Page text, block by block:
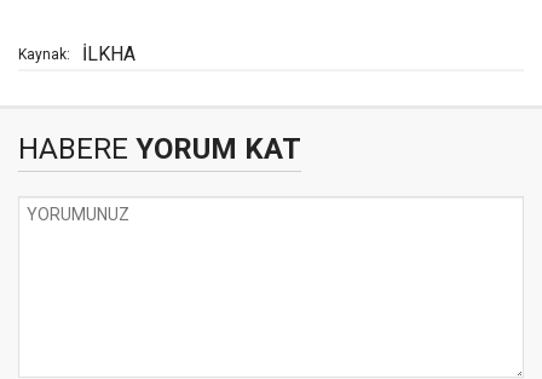
Kaynak: İLKHA
HABERE YORUM KAT